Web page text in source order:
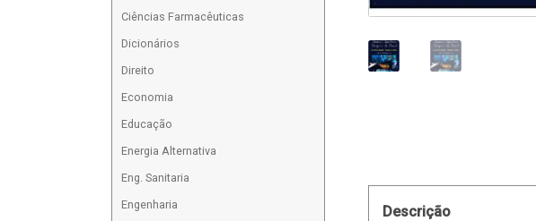
Descrição
Ciências Farmacêuticas
Dicionários
Direito
Economia
Educação
Energia Alternativa
Eng. Sanitaria
Engenharia